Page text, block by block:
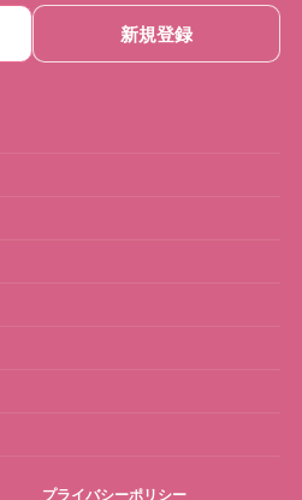
新規登録
プライバシーポリシー